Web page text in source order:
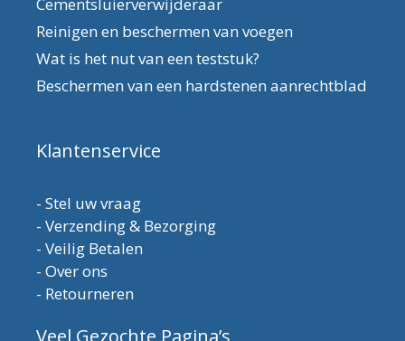
Reinigen en beschermen van voegen
Wat is het nut van een teststuk?
Beschermen van een hardstenen aanrechtblad
Klantenservice
- Stel uw vraag
- Verzending & Bezorging
- Veilig Betalen
- Over ons
- Retourneren
Veel Gezochte Pagina’s